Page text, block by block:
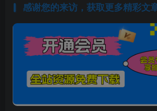
感谢您的来访，获取更多精彩文